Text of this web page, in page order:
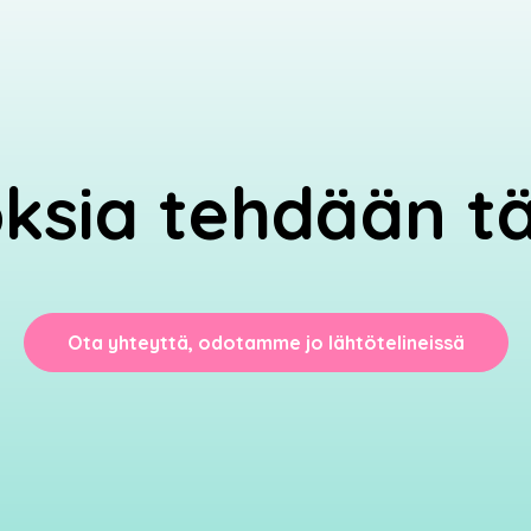
tehdään
Ota yhteyttä, odotamme jo lähtötelineissä